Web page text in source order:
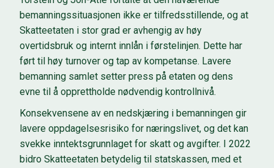
bemanningssituasjonen ikke er tilfredsstillende, og at
Skatteetaten i stor grad er avhengig av høy
overtidsbruk og internt innlån i førstelinjen. Dette har
ført til høy turnover og tap av kompetanse. Lavere
bemanning samlet setter press på etaten og dens
evne til å opprettholde nødvendig kontrollnivå.
Konsekvensene av en nedskjæring i bemanningen gir
lavere oppdagelsesrisiko for næringslivet, og det kan
svekke inntektsgrunnlaget for skatt og avgifter. I 2022
bidro Skatteetaten betydelig til statskassen, med et